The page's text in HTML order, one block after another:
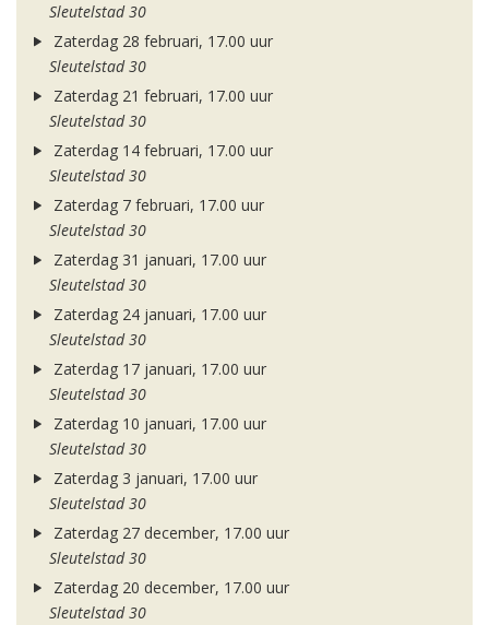
Sleutelstad 30
Zaterdag 28 februari, 17.00 uur
Sleutelstad 30
Zaterdag 21 februari, 17.00 uur
Sleutelstad 30
Zaterdag 14 februari, 17.00 uur
Sleutelstad 30
Zaterdag 7 februari, 17.00 uur
Sleutelstad 30
Zaterdag 31 januari, 17.00 uur
Sleutelstad 30
Zaterdag 24 januari, 17.00 uur
Sleutelstad 30
Zaterdag 17 januari, 17.00 uur
Sleutelstad 30
Zaterdag 10 januari, 17.00 uur
Sleutelstad 30
Zaterdag 3 januari, 17.00 uur
Sleutelstad 30
Zaterdag 27 december, 17.00 uur
Sleutelstad 30
Zaterdag 20 december, 17.00 uur
Sleutelstad 30